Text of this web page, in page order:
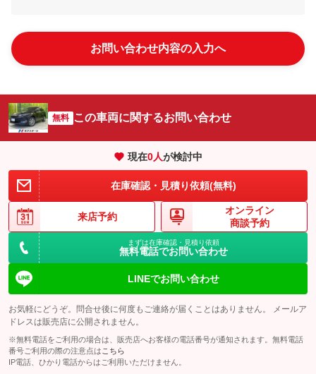
お問い合わせ内容の入力へ
無料 この車両に関するお問い合わせ
現在0人が検討中
在庫確認・見積り依頼(無料)
来店予約
オンライン
商談予約
まずは在庫確認・見積り依頼
無料電話でお問い合わせ
LINEでお問い合わせ
お気軽にどうぞ。問合せ後に何度もご連絡が届くことはありません。 メールア
ドレスは販売店に公開されません。
※無料電話をご利用の場合は、販売店へお客様の電話番号が通知されます。無料電話
番号ご利用の際の注意点は こちら
IP電話、ひかり電話からはご利用いただけません。